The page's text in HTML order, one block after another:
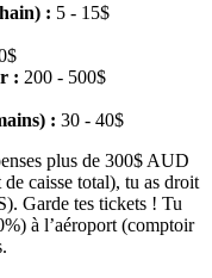
: 5 - 15$
: 200 - 500$
: 30 - 40$
plus de 300$ AUD
caisse total), tu as droit
Garde tes tickets ! Tu
à l’aéroport (comptoir